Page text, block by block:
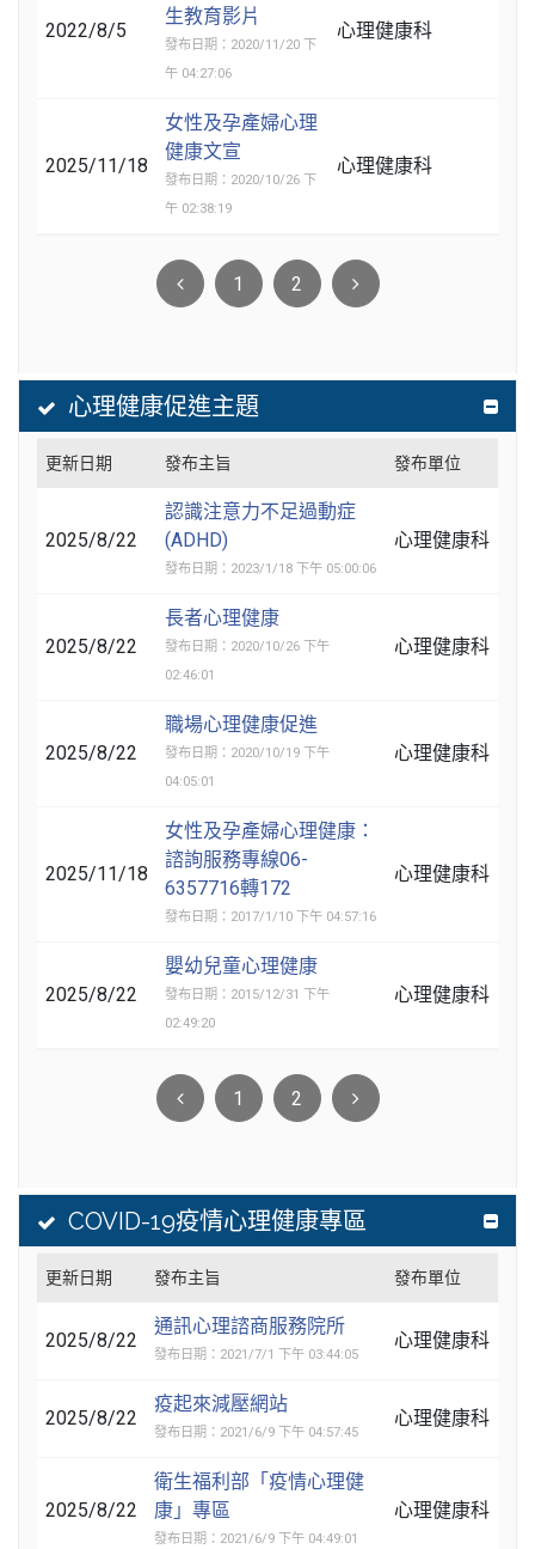
2022/8/5
生教育影片
發布日期：2020/11/20 下
午 04:27:06
心理健康科
2025/11/18
女性及孕產婦心理
健康文宣
發布日期：2020/10/26 下
午 02:38:19
心理健康科
1 2
心理健康促進主題
更新日期 發布主旨 發布單位
2025/8/22
認識注意力不足過動症
(ADHD)
發布日期：2023/1/18 下午 05:00:06
心理健康科
2025/8/22
長者心理健康
發布日期：2020/10/26 下午
02:46:01
心理健康科
2025/8/22
職場心理健康促進
發布日期：2020/10/19 下午
04:05:01
心理健康科
2025/11/18
女性及孕產婦心理健康：
諮詢服務專線06-
6357716轉172
發布日期：2017/1/10 下午 04:57:16
心理健康科
2025/8/22
嬰幼兒童心理健康
發布日期：2015/12/31 下午
02:49:20
心理健康科
1 2
COVID-19疫情心理健康專區
更新日期 發布主旨 發布單位
2025/8/22
通訊心理諮商服務院所
發布日期：2021/7/1 下午 03:44:05
心理健康科
2025/8/22
疫起來減壓網站
發布日期：2021/6/9 下午 04:57:45
心理健康科
2025/8/22
衛生福利部「疫情心理健
康」專區
發布日期：2021/6/9 下午 04:49:01
心理健康科